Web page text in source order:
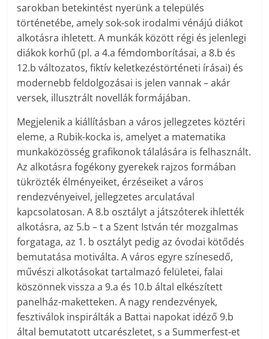
sarokban betekintést nyerünk a település
történetébe, amely sok-sok irodalmi vénájú diákot
alkotásra ihletett. A munkák között régi és jelenlegi
diákok korhű (pl. a 4.a fémdomborításai, a 8.b és
12.b változatos, fiktív keletkezéstörténeti írásai) és
modernebb feldolgozásai is jelen vannak – akár
versek, illusztrált novellák formájában.
Megjelenik a kiállításban a város jellegzetes köztéri
eleme, a Rubik-kocka is, amelyet a matematika
munkaközösség grafikonok tálalására is felhasznált.
Az alkotásra fogékony gyerekek rajzos formában
tükrözték élményeiket, érzéseiket a város
rendezvényeivel, jellegzetes arculatával
kapcsolatosan. A 8.b osztályt a játszóterek ihlették
alkotásra, az 5.b – t a Szent István tér mozgalmas
forgataga, az 1. b osztályt pedig az óvodai kötődés
bemutatása motiválta. A város egyre színesedő,
művészi alkotásokat tartalmazó felületei, falai
köszönnek vissza a 9.a és 10.b által elkészített
panelház-maketteken. A nagy rendezvények,
fesztiválok inspirálták a Battai napokat idéző 9.b
által bemutatott utcarészletet, s a Summerfest-et